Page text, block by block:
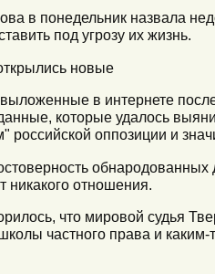
в понедельник назвала
под угрозу их жизнь.
новые
в интернете
которые удалось
российской оппозиции и
никакого отношения.
что мировой судья
частного права и каким-